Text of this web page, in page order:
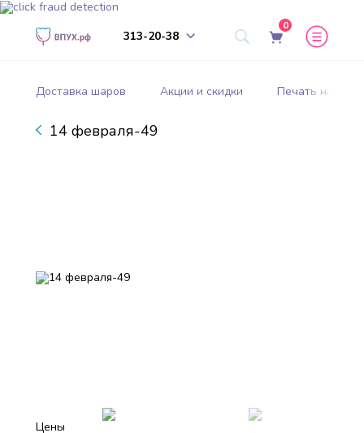
313-20-38
0
Доставка шаров Акции и скидки Печать на
14 февраля-49
Цены